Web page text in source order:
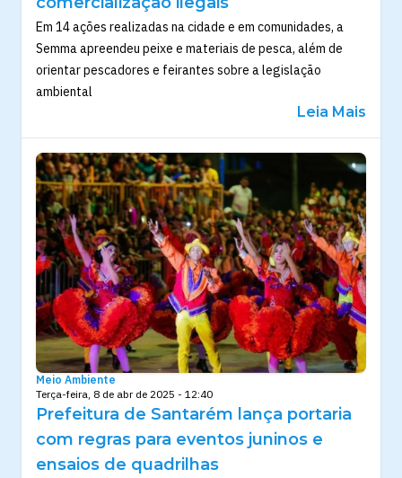
Em 14 ações realizadas na cidade e em comunidades, a
Semma apreendeu peixe e materiais de pesca, além de
orientar pescadores e feirantes sobre a legislação
ambiental
Leia Mais
Meio Ambiente
Terça-feira, 8 de abr de 2025 - 12:40
Prefeitura de Santarém lança portaria
com regras para eventos juninos e
ensaios de quadrilhas